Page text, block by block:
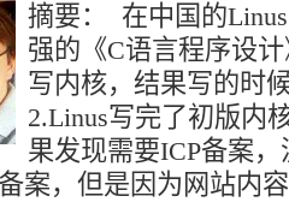
摘要： 在中国的
强的《C语言程序设
写内核，结果写的时
2.Linus写完了初版内
果发现需要ICP备案
案，但是因为网站内